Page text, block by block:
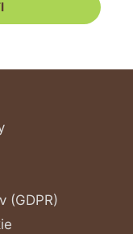
(GDPR)